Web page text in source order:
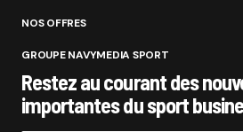
NOS OFFRES
GROUPE NAVYMEDIA SPORT
Restez au courant des
importantes du sport